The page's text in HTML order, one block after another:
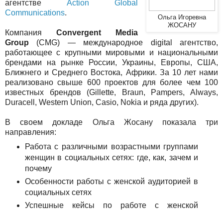
Ольга Игоревна
ЖОСАНУ
агентствеAction Global
Communications.
КомпанияConvergent Media
Group (CMG) — международное digital агентство,
работающее с крупными мировыми и национальными
брендами на рынке России, Украины, Европы, США,
Ближнего и Среднего Востока, Африки. За 10 лет нами
реализовано свыше 600 проектов для более чем 100
известных брендов (Gillette, Braun, Pampers, Always,
Duracell, Western Union, Casio, Nokia и ряда других).
В своем докладе Ольга Жосану показала три
направления:
Работа с различными возрастными группами
женщин в социальных сетях: где, как, зачем и
почему
Особенности работы с женской аудиторией в
социальных сетях
Успешные кейсы по работе с женской